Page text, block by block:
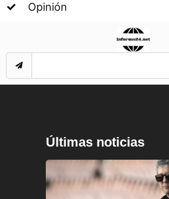
Opinión
Últimas noticias